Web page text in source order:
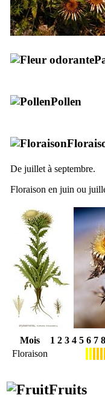
Pollen
De juillet à septembre.
Floraison en juin ou
Mois 1 2 3 4 5 6 7 8
Floraison
Fruits